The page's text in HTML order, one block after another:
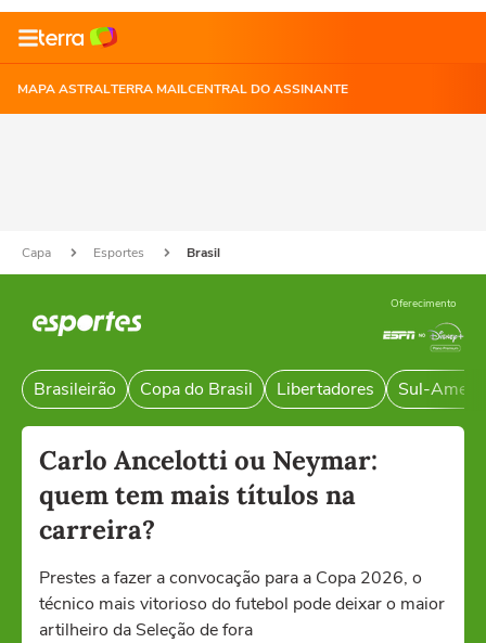
MAPA ASTRALTERRA MAILCENTRAL DO ASSINANTE
Capa Esportes Brasil
Oferecimento
Brasileirão Copa do Brasil Libertadores Sul-
Carlo Ancelotti ou Neymar:
quem tem mais títulos na
carreira?
Prestes a fazer a convocação para a Copa 2026, o
técnico mais vitorioso do futebol pode deixar o maior
artilheiro da Seleção de fora